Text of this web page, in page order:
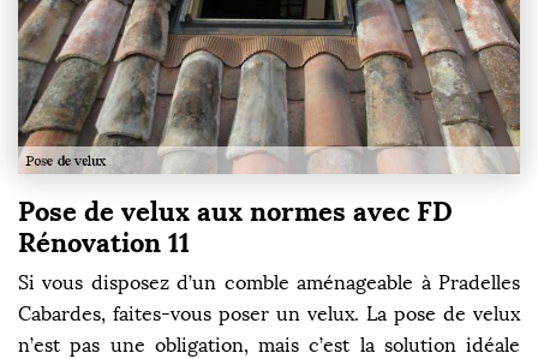
Pose de velux aux normes avec FD
Rénovation 11
Si vous disposez d’un comble aménageable à Pradelles
Cabardes, faites-vous poser un velux. La pose de velux
n’est pas une obligation, mais c’est la solution idéale